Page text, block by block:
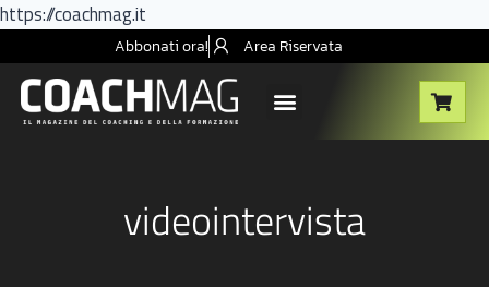
https://coachmag.it
Abbonati ora! Area Riservata
videointervista